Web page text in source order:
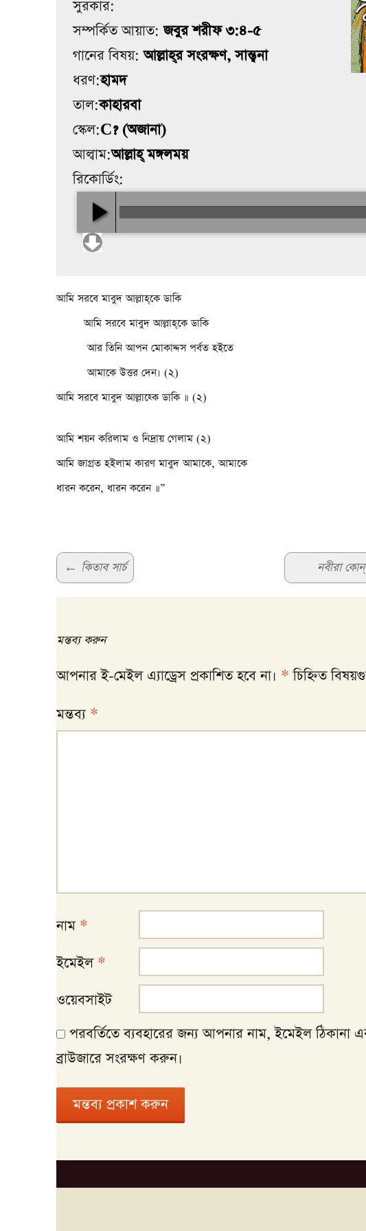
সুরকার:
সম্পর্কিত আয়াত:জবুর শরীফ ৩:৪-৫
গানের বিষয়:আল্লাহ্‌র সংরক্ষণ, সান্ত্বনা
ধরণ:হামদ
তাল:কাহারবা
স্কেল:C? (অজানা)
আল্বাম:আল্লাহ্‌ মঙ্গলময়
রিকোর্ডিং:
আমি সরবে মাবুদ আল্লাহ্‌কে ডাকি
আমি সরবে মাবুদ আল্লাহ্‌কে ডাকি
আর তিনি আপন মোকাদ্দস পর্বত হইতে
আমাকে উত্তর দেন। (২)
আমি সরবে মাবুদ আল্লাহ্কে ডাকি ॥ (২)
আমি শয়ন করিলাম ও নিদ্রায় গেলাম (২)
আমি জাগ্রত হইলাম কারণ মাবুদ আমাকে, আমাকে
ধারন করেন, ধারন করেন ॥”
Post
navigation
← কিতাব সার্চ নবীরা
মন্তব্য করুন
আপনার ই-মেইল এ্যাড্রেস প্রকাশিত হবে না। * চিহ্নিত
মন্তব্য *
নাম *
ইমেইল *
ওয়েবসাইট
পরবর্তিতে ব্যবহারের জন্য আপনার নাম, ইমেইল ঠিকানা
ব্রাউজারে সংরক্ষণ করুন।